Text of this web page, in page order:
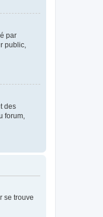
par
public,
des
forum,
se trouve